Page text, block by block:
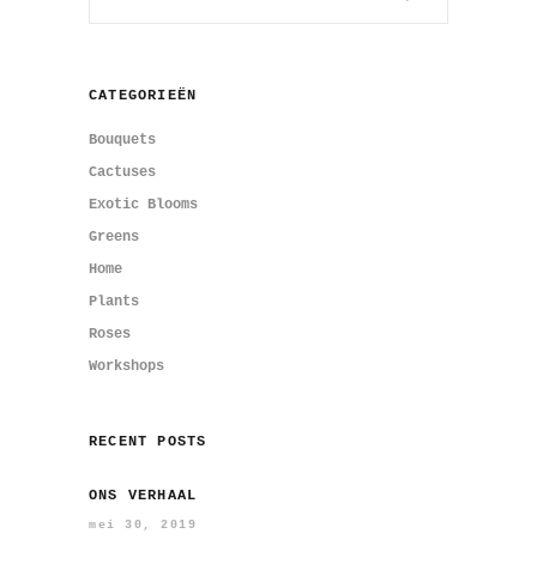
CATEGORIEËN
Bouquets
Cactuses
Exotic Blooms
Greens
Home
Plants
Roses
Workshops
RECENT POSTS
ONS VERHAAL
mei 30, 2019